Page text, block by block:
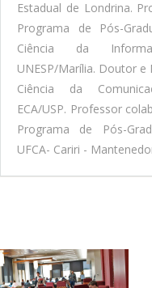
Estadual de Londrina.
Programa de Pós-
Ciência da
UNESP/Marília. Doutor e
Ciência da
ECA/USP. Professor
Programa de Pós-
UFCA- Cariri -